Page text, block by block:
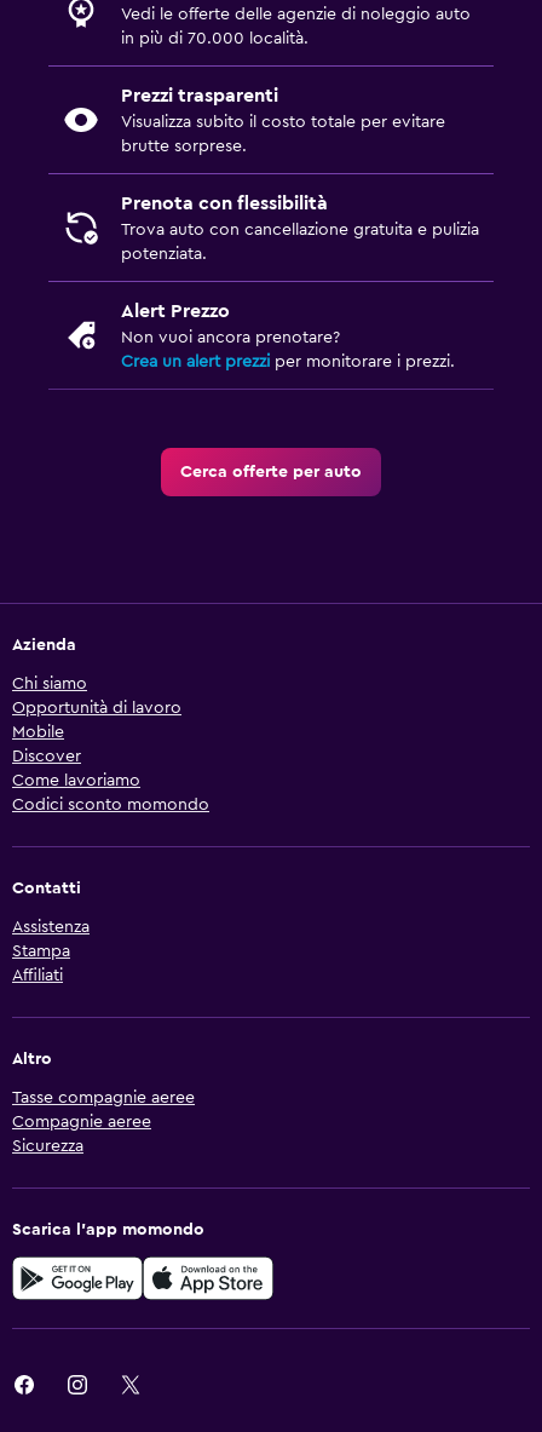
Vedi le offerte delle agenzie di noleggio auto
in più di 70.000 località.
Prezzi trasparenti
Visualizza subito il costo totale per evitare
brutte sorprese.
Prenota con flessibilità
Trova auto con cancellazione gratuita e pulizia
potenziata.
Alert Prezzo
Non vuoi ancora prenotare?
Crea un alert prezzi per monitorare i prezzi.
Cerca offerte per auto
Azienda
Chi siamo
Opportunità di lavoro
Mobile
Discover
Come lavoriamo
Codici sconto momondo
Contatti
Assistenza
Stampa
Affiliati
Altro
Tasse compagnie aeree
Compagnie aeree
Sicurezza
Scarica l'app momondo